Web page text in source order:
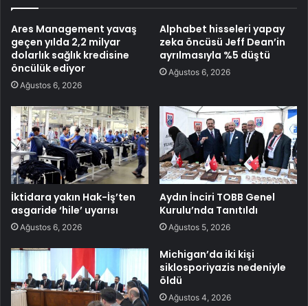
Ares Management yavaş
geçen yılda 2,2 milyar
dolarlık sağlık kredisine
öncülük ediyor
Ağustos 6, 2026
Alphabet hisseleri yapay
zeka öncüsü Jeff Dean’in
ayrılmasıyla %5 düştü
Ağustos 6, 2026
İktidara yakın Hak-İş’ten
asgaride ‘hile’ uyarısı
Ağustos 6, 2026
Aydın İnciri TOBB Genel
Kurulu’nda Tanıtıldı
Ağustos 5, 2026
Michigan’da iki kişi
siklosporiyazis nedeniyle
öldü
Ağustos 4, 2026